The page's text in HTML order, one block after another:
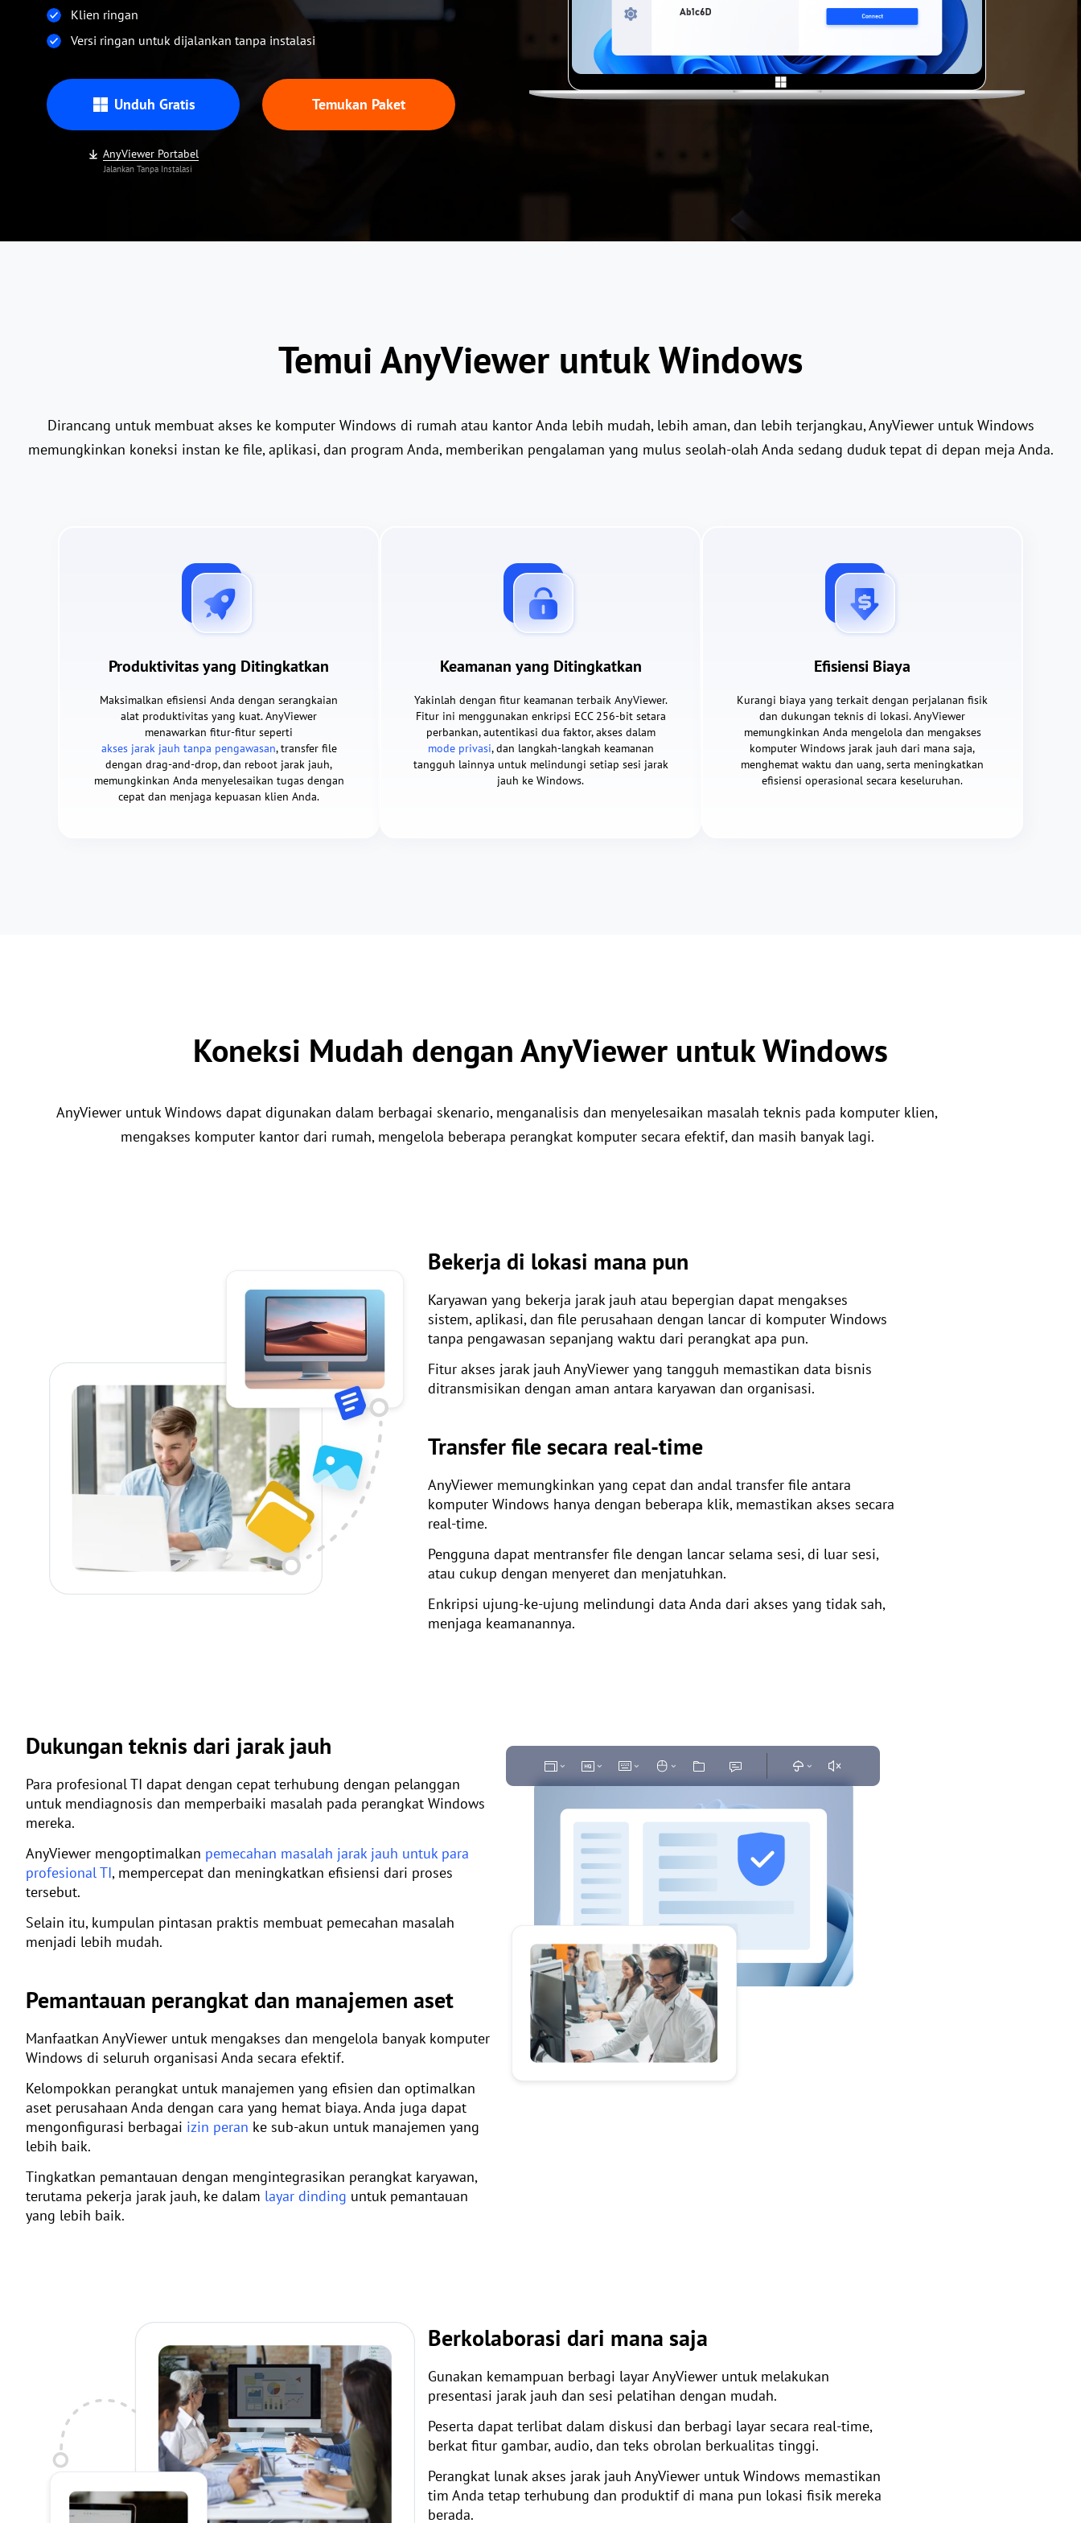
Kendalikan server luar negeri dengan
mudah
Kelola akses pengguna dengan izin fleksibel.
Klien ringan
Versi ringan untuk dijalankan tanpa instalasi
Unduh Gratis Temukan Paket
AnyViewer Portabel
Jalankan Tanpa Instalasi
Temui AnyViewer untuk Windows
Dirancang untuk membuat akses ke komputer Windows di rumah atau kantor Anda lebih mudah, lebih aman, dan lebih terjangkau, AnyViewer untuk Windows
memungkinkan koneksi instan ke file, aplikasi, dan program Anda, memberikan pengalaman yang mulus seolah-olah Anda sedang duduk tepat di depan meja Anda.
Produktivitas yang Ditingkatkan
Maksimalkan efisiensi Anda dengan serangkaian
alat produktivitas yang kuat. AnyViewer
menawarkan fitur-fitur seperti
akses jarak jauh tanpa pengawasan, transfer file
dengan drag-and-drop, dan reboot jarak jauh,
memungkinkan Anda menyelesaikan tugas dengan
cepat dan menjaga kepuasan klien Anda.
Keamanan yang Ditingkatkan
Yakinlah dengan fitur keamanan terbaik AnyViewer.
Fitur ini menggunakan enkripsi ECC 256-bit setara
perbankan, autentikasi dua faktor, akses dalam
mode privasi, dan langkah-langkah keamanan
tangguh lainnya untuk melindungi setiap sesi jarak
jauh ke Windows.
Efisiensi Biaya
Kurangi biaya yang terkait dengan perjalanan fisik
dan dukungan teknis di lokasi. AnyViewer
memungkinkan Anda mengelola dan mengakses
komputer Windows jarak jauh dari mana saja,
menghemat waktu dan uang, serta meningkatkan
efisiensi operasional secara keseluruhan.
Koneksi Mudah dengan AnyViewer untuk Windows
AnyViewer untuk Windows dapat digunakan dalam berbagai skenario, menganalisis dan menyelesaikan masalah teknis pada komputer klien,
mengakses komputer kantor dari rumah, mengelola beberapa perangkat komputer secara efektif, dan masih banyak lagi.
Bekerja di lokasi mana pun
Karyawan yang bekerja jarak jauh atau bepergian dapat mengakses
sistem, aplikasi, dan file perusahaan dengan lancar di komputer Windows
tanpa pengawasan sepanjang waktu dari perangkat apa pun.
Fitur akses jarak jauh AnyViewer yang tangguh memastikan data bisnis
ditransmisikan dengan aman antara karyawan dan organisasi.
Transfer file secara real-time
AnyViewer memungkinkan yang cepat dan andal transfer file antara
komputer Windows hanya dengan beberapa klik, memastikan akses secara
real-time.
Pengguna dapat mentransfer file dengan lancar selama sesi, di luar sesi,
atau cukup dengan menyeret dan menjatuhkan.
Enkripsi ujung-ke-ujung melindungi data Anda dari akses yang tidak sah,
menjaga keamanannya.
Dukungan teknis dari jarak jauh
Para profesional TI dapat dengan cepat terhubung dengan pelanggan
untuk mendiagnosis dan memperbaiki masalah pada perangkat Windows
mereka.
AnyViewer mengoptimalkan pemecahan masalah jarak jauh untuk para
profesional TI, mempercepat dan meningkatkan efisiensi dari proses
tersebut.
Selain itu, kumpulan pintasan praktis membuat pemecahan masalah
menjadi lebih mudah.
Pemantauan perangkat dan manajemen aset
Manfaatkan AnyViewer untuk mengakses dan mengelola banyak komputer
Windows di seluruh organisasi Anda secara efektif.
Kelompokkan perangkat untuk manajemen yang efisien dan optimalkan
aset perusahaan Anda dengan cara yang hemat biaya. Anda juga dapat
mengonfigurasi berbagai izin peran ke sub-akun untuk manajemen yang
lebih baik.
Tingkatkan pemantauan dengan mengintegrasikan perangkat karyawan,
terutama pekerja jarak jauh, ke dalam layar dinding untuk pemantauan
yang lebih baik.
Berkolaborasi dari mana saja
Gunakan kemampuan berbagi layar AnyViewer untuk melakukan
presentasi jarak jauh dan sesi pelatihan dengan mudah.
Peserta dapat terlibat dalam diskusi dan berbagi layar secara real-time,
berkat fitur gambar, audio, dan teks obrolan berkualitas tinggi.
Perangkat lunak akses jarak jauh AnyViewer untuk Windows memastikan
tim Anda tetap terhubung dan produktif di mana pun lokasi fisik mereka
berada.